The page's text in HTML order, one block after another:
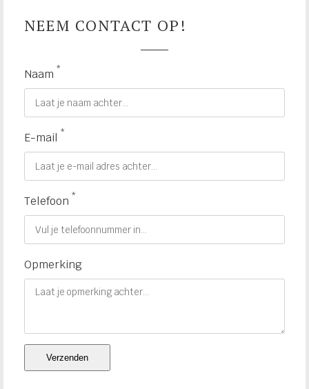
NEEM CONTACT OP!
Naam *
E-mail *
Telefoon *
Opmerking
Verzenden